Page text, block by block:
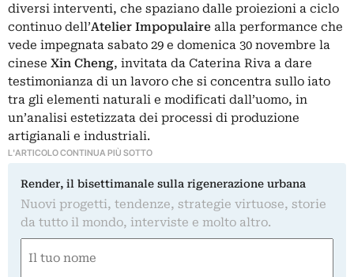
diversi interventi, che spaziano dalle proiezioni a ciclo
continuo dell’Atelier Impopulaire alla performance che
vede impegnata sabato 29 e domenica 30 novembre la
cinese Xin Cheng, invitata da Caterina Riva a dare
testimonianza di un lavoro che si concentra sullo iato
tra gli elementi naturali e modificati dall’uomo, in
un’analisi estetizzata dei processi di produzione
artigianali e industriali.
L'ARTICOLO CONTINUA PIÙ SOTTO
Render, il bisettimanale sulla rigenerazione urbana
Nuovi progetti, tendenze, strategie virtuose, storie
da tutto il mondo, interviste e molto altro.
(Obbligatorio)